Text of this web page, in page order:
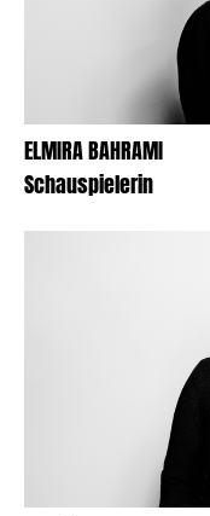
ELMIRA BAHRAMI
Schauspielerin